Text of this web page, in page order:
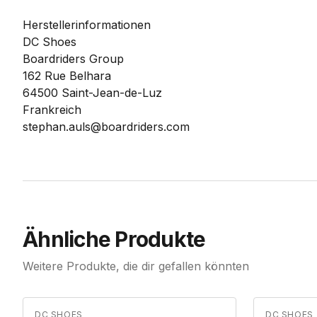
Herstellerinformationen
DC Shoes
Boardriders Group
162 Rue Belhara
64500 Saint-Jean-de-Luz
Frankreich
stephan.auls@boardriders.com
Ähnliche Produkte
Weitere Produkte, die dir gefallen könnten
DC SHOES DC SHOES